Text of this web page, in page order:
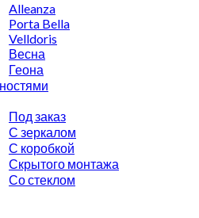
Alleanza
Porta Bella
Velldoris
Весна
Геона
Под заказ
С зеркалом
С коробкой
Скрытого монтажа
Со стеклом